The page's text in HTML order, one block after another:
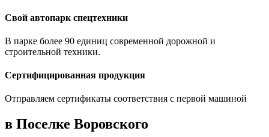
Свой автопарк спецтехники
В парке более 90 единиц современной дорожной и
строительной техники.
Сертифицированная продукция
Отправляем сертификаты соответствия с первой машиной
в Поселке Воровского